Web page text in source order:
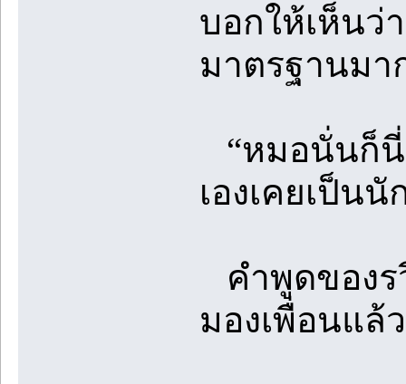
บอกให้เห็นว่
มาตรฐานมา
“หมอนั่นก็นี่
เองเคยเป็น
คำพูดของร
มองเพื่อนแล้